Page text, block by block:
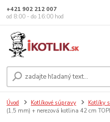
+421 902 212 007
od 8:00 - do 16:00 hod
Úvod Kotlíkové súpravy Kotlíky
(1,5 mm) + nerezová kotlina 42 cm